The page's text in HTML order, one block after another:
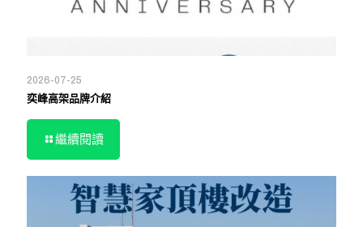
2026-07-25
奕峰高架品牌介紹
繼續閱讀